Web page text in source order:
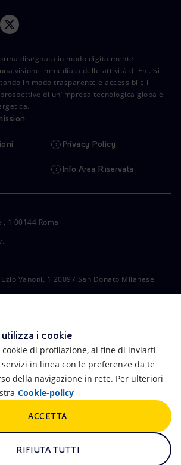
disegnata in modo digitalmente
visione immediata delle attività di Eni. Si
in modo trasparente e accessibile i
di un’impresa tecnologica globale
Privacy Policy
Info Area Riservata
1 00144 Roma
Vanoni, 1 20097 San Donato Milanese
di Roma
Calendario
Intelligenza artificiale
Truffe e Phishing
i cookie
di profilazione, al fine di inviarti
in linea con le preferenze da te
della navigazione in rete. Per ulteriori
Cookie-policy
RIFIUTA TUTTI
ACCETTA